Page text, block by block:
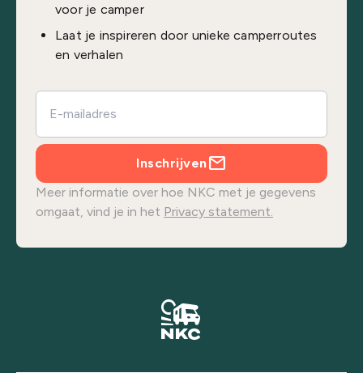
voor je camper
Laat je inspireren door unieke camperroutes
en verhalen
Inschrijven
Meer informatie over hoe NKC met je gegevens
omgaat, vind je in het Privacy statement.